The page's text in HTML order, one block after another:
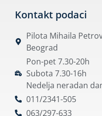
Kontakt podaci
Pilota Mihaila
Beograd
Pon-pet 7.30-20h
Subota 7.30-16h
Nedelja neradan
011/2341-505
063/297-633